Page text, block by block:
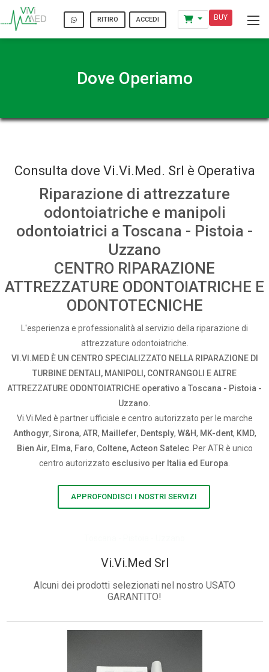
RITIRO ACCEDI BUY
Dove Operiamo
Consulta dove Vi.Vi.Med. Srl è Operativa
Riparazione di attrezzature
odontoiatriche e manipoli
odontoiatrici a Toscana - Pistoia -
Uzzano
CENTRO RIPARAZIONE
ATTREZZATURE ODONTOIATRICHE E
ODONTOTECNICHE
L'esperienza e professionalità al servizio della riparazione di
attrezzature odontoiatriche.
VI.VI.MED È UN CENTRO SPECIALIZZATO NELLA RIPARAZIONE DI
TURBINE DENTALI, MANIPOLI, CONTRANGOLI E ALTRE
ATTREZZATURE ODONTOIATRICHE operativo a Toscana - Pistoia -
Uzzano.
Vi.Vi.Med è partner ufficiale e centro autorizzato per le marche
Anthogyr, Sirona, ATR, Maillefer, Dentsply, W&H, MK-dent, KMD,
Bien Air, Elma, Faro, Coltene, Acteon Satelec. Per ATR è unico
centro autorizzato esclusivo per Italia ed Europa
APPROFONDISCI I NOSTRI SERVIZI
Vi.Vi.Med Srl
Alcuni dei prodotti selezionati nel nostro USATO
GARANTITO!